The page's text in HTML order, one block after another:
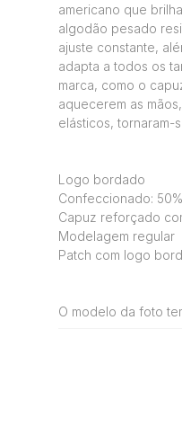
americano que
algodão pesado
ajuste constante,
adapta a todos os
marca, como o
aquecerem as
elásticos, tornaram-
Logo bordado
Confeccionado:
Capuz reforçado
Modelagem regular
Patch com logo
O modelo da foto